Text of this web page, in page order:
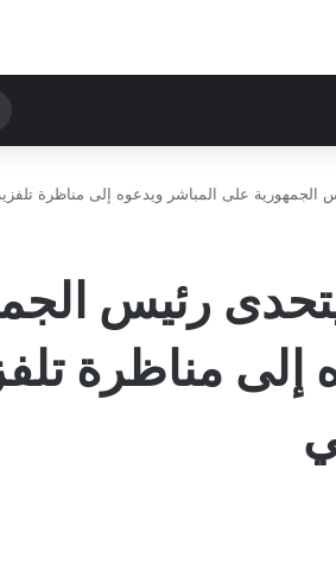
على المباشر ويدعوه إلى مناظرة
رئيس
إلى مناظرة